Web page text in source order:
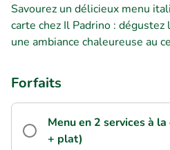
Savourez un délicieux menu
carte chez Il Padrino :
une ambiance chaleureuse au
Forfaits
Menu en 2 services à
+ plat)